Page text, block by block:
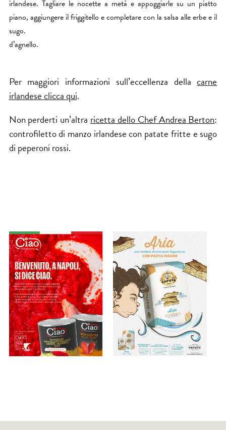
irlandese. Tagliare le nocette a metà e appoggiarle su un piatto
piano, aggiungere il friggitello e completare con la salsa alle erbe e il
sugo.
d’agnello.
Per maggiori informazioni sull’eccellenza della carne
irlandese clicca qui.
Non perderti un’altraricetta dello Chef Andrea Berton:
controfiletto di manzo irlandese con patate fritte e sugo
di peperoni rossi.